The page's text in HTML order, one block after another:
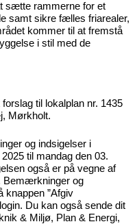
sætte rammerne for et
samt sikre fælles friarealer,
kommer til at fremstå
i stil med de
til lokalplan nr. 1435
Mørkholt.
og indsigelser i
til mandag den 03.
også er på vegne af
Bemærkninger og
knappen ”Afgiv
Du kan også sende dit
& Miljø, Plan & Energi,